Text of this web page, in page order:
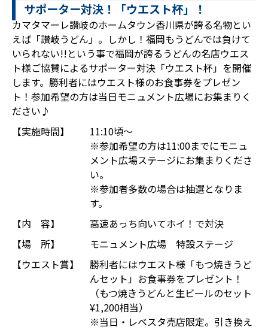
サポーター対決！「ウエスト杯」！
カマタマーレ讃岐のホームタウン香川県が誇る名物とい
えば「讃岐うどん」。しかし！福岡もうどんでは負けて
いられない!!という事で福岡が誇るうどんの名店ウエス
ト様ご協賛によるサポーター対決「ウエスト杯」を開催
します。勝利者にはウエスト様のお食事券をプレゼン
ト！参加希望の方は当日モニュメント広場にお集まりく
ださい♪
【実施時間】
11:10頃～
※参加希望の方は11:00までにモニュ
メント広場ステージにお集まりくださ
い。
※参加者多数の場合は抽選となりま
す。
【内 容】
高速あっち向いてホイ！で対決
【場 所】
モニュメント広場 特設ステージ
【ウエスト賞】
勝利者にはウエスト様「もつ焼きうど
んセット」お食事券をプレゼント！
（もつ焼きうどんと生ビールのセット
¥1,200相当）
※当日・レベスタ売店限定。引き換え